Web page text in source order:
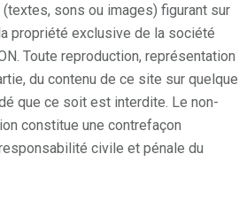
sons ou images) figurant sur
propriété exclusive de la société
Toute reproduction, représentation
du contenu de ce site sur quelque
que ce soit est interdite. Le non-
constitue une contrefaçon
civile et pénale du